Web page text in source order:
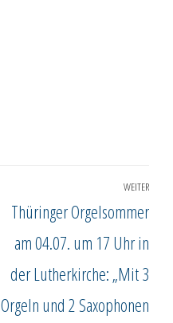
WEITER
Thüringer Orgelsommer
am 04.07. um 17 Uhr in
der Lutherkirche: „Mit 3
Orgeln und 2 Saxophonen